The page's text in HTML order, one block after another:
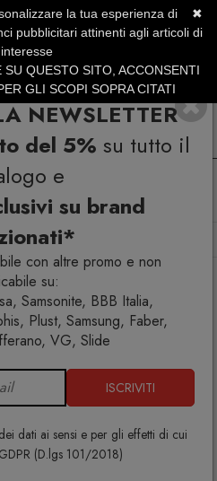
NEWSLETTER
del 5% su tutto il
e
su brand
con altre promo e non
su:
Samsonite, BBB Italia,
Plust, Samsung, Faber,
VG, Slide
ISCRIVITI
dati ai sensi e per gli effetti di cui
(D.lgs 101/2018)
+39.0773.470.562
| Fino al 31 Agosto
Divani Divano 2 posti Athena
✖
la tua esperienza di
pubblicitari attinenti agli articoli di
SU QUESTO SITO, ACCONSENTI
GLI SCOPI SOPRA CITATI